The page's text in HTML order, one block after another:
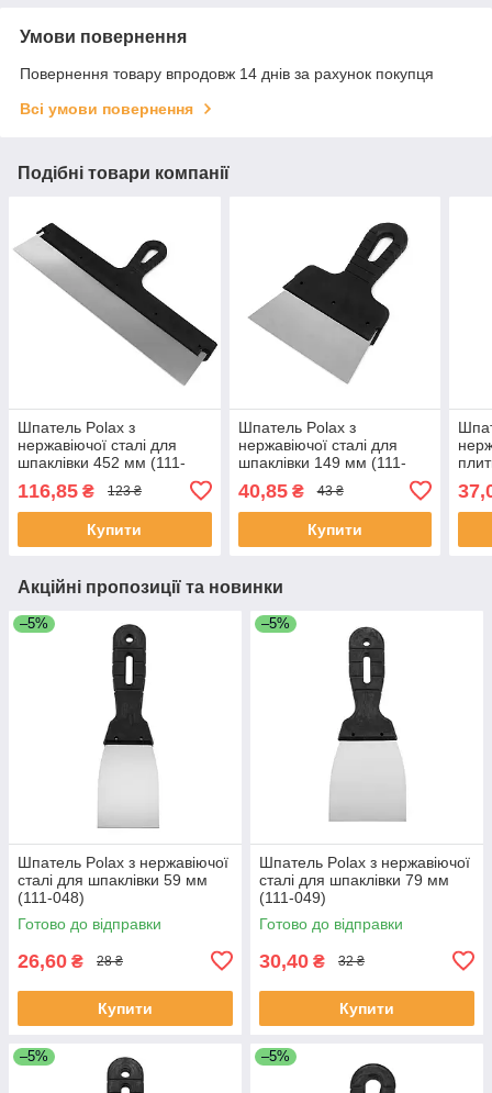
Умови повернення
Повернення товару впродовж 14 днів за рахунок покупця
Всі умови повернення
Подібні товари компанії
Шпатель Polax з
нержавіючої сталі для
шпаклівки 452 мм (111-
116,85 ₴ 123 ₴
Купити
Шпатель Polax з
нержавіючої сталі для
шпаклівки 149 мм (111-
40,85₴ 43 ₴
Купити
Акційні пропозиції та новинки
–5%
Шпатель Polax з нержавіючої
сталі для шпаклівки 59 мм
(111-048)
Готово до відправки
26,60 ₴ 28 ₴
Купити
–5%
Шпатель Polax з нержавіючої
сталі для шпаклівки 79 мм
(111-049)
Готово до відправки
30,40 ₴ 32 ₴
Купити
–5% –5%